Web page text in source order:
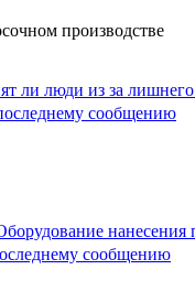
производстве
ли люди из за
сообщению
сообщению